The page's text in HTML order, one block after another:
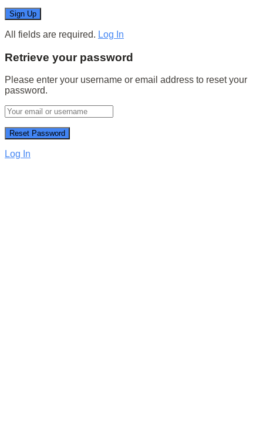
All fields are required. Log In
Retrieve your password
Please enter your username or email address to reset your
password.
Log In